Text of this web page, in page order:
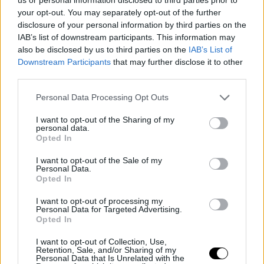
your opt-out. You may separately opt-out of the further
disclosure of your personal information by third parties on the
IAB’s list of downstream participants. This information may
also be disclosed by us to third parties on the IAB’s List of
Downstream Participants that may further disclose it to other
Personal Data Processing Opt Outs
I want to opt-out of the Sharing of my
personal data.
Opted In
I want to opt-out of the Sale of my
Personal Data.
Opted In
I want to opt-out of processing my
Personal Data for Targeted Advertising.
Opted In
I want to opt-out of Collection, Use,
Retention, Sale, and/or Sharing of my
Personal Data that Is Unrelated with the